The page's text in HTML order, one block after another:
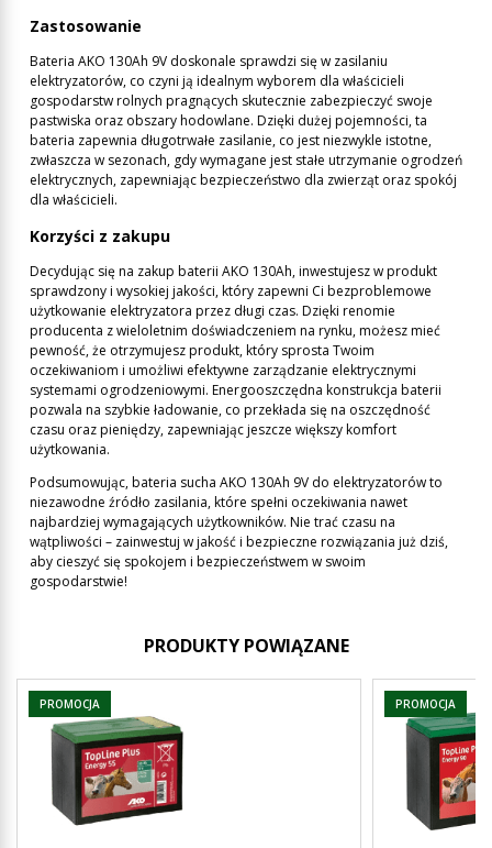
Zastosowanie
Bateria AKO 130Ah 9V doskonale sprawdzi się w zasilaniu
elektryzatorów, co czyni ją idealnym wyborem dla właścicieli
gospodarstw rolnych pragnących skutecznie zabezpieczyć swoje
pastwiska oraz obszary hodowlane. Dzięki dużej pojemności, ta
bateria zapewnia długotrwałe zasilanie, co jest niezwykle istotne,
zwłaszcza w sezonach, gdy wymagane jest stałe utrzymanie ogrodzeń
elektrycznych, zapewniając bezpieczeństwo dla zwierząt oraz spokój
dla właścicieli.
Korzyści z zakupu
Decydując się na zakup baterii AKO 130Ah, inwestujesz w produkt
sprawdzony i wysokiej jakości, który zapewni Ci bezproblemowe
użytkowanie elektryzatora przez długi czas. Dzięki renomie
producenta z wieloletnim doświadczeniem na rynku, możesz mieć
pewność, że otrzymujesz produkt, który sprosta Twoim
oczekiwaniom i umożliwi efektywne zarządzanie elektrycznymi
systemami ogrodzeniowymi. Energooszczędna konstrukcja baterii
pozwala na szybkie ładowanie, co przekłada się na oszczędność
czasu oraz pieniędzy, zapewniając jeszcze większy komfort
użytkowania.
Podsumowując, bateria sucha AKO 130Ah 9V do elektryzatorów to
niezawodne źródło zasilania, które spełni oczekiwania nawet
najbardziej wymagających użytkowników. Nie trać czasu na
wątpliwości – zainwestuj w jakość i bezpieczne rozwiązania już dziś,
aby cieszyć się spokojem i bezpieczeństwem w swoim
gospodarstwie!
PRODUKTY POWIĄZANE
PROMOCJA PROMOCJA